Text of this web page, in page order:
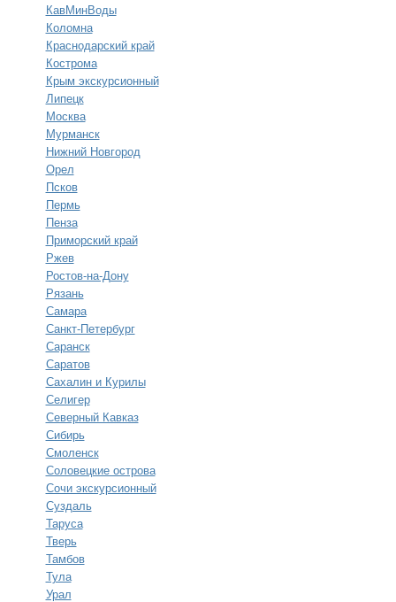
КавМинВоды
Коломна
Краснодарский край
Кострома
Крым экскурсионный
Липецк
Москва
Мурманск
Нижний Новгород
Орел
Псков
Пермь
Пенза
Приморский край
Ржев
Ростов-на-Дону
Рязань
Самара
Санкт-Петербург
Саранск
Саратов
Сахалин и Курилы
Селигер
Северный Кавказ
Сибирь
Смоленск
Соловецкие острова
Сочи экскурсионный
Суздаль
Таруса
Тверь
Тамбов
Тула
Урал